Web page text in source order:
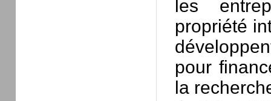
les
propriété
pour
la